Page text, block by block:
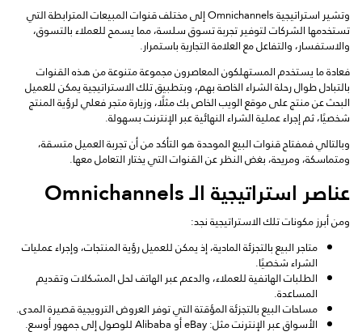
وتشير استراتيجية Omnichannels إلى مختلف قنوات المبيعات المترابطة التي
تستخدمها الشركات لتوفير تجربة تسوق سلسة، مما يسمح للعملاء بالتسوق،
والاستفسار، والتفاعل مع العلامة التجارية باستمرار.
فعادة ما يستخدم المستهلكون المعاصرون مجموعة متنوعة من هذه القنوات
بالتبادل طوال رحلة الشراء الخاصة بهم، وبتطبيق تلك الاستراتيجية يمكن للعميل
البحث عن منتج على موقع الويب الخاص بك مثلًا، وزيارة متجر فعلي لرؤية المنتج
شخصيًا، ثم إجراء عملية الشراء النهائية عبر الإنترنت بسهولة.
وبالتالي فمفتاح قنوات البيع الموحدة هو التأكد من أن تجربة العميل متسقة،
ومتماسكة، ومريحة، بغض النظر عن القنوات التي يختار التعامل معها.
عناصر استراتيجية الـ Omnichannels
ومن أبرز مكونات تلك الاستراتيجية نجد:
متاجر البيع بالتجزئة المادية، إذ يمكن للعميل رؤية المنتجات، وإجراء عمليات
الشراء شخصيًا.
الطلبات الهاتفية للعملاء، والدعم عبر الهاتف لحل المشكلات وتقديم
المساعدة.
مساحات البيع بالتجزئة المؤقتة التي توفر العروض الترويجية قصيرة المدى.
الأسواق عبر الإنترنت مثل: eBay أو Alibaba للوصول إلى جمهور أوسع.